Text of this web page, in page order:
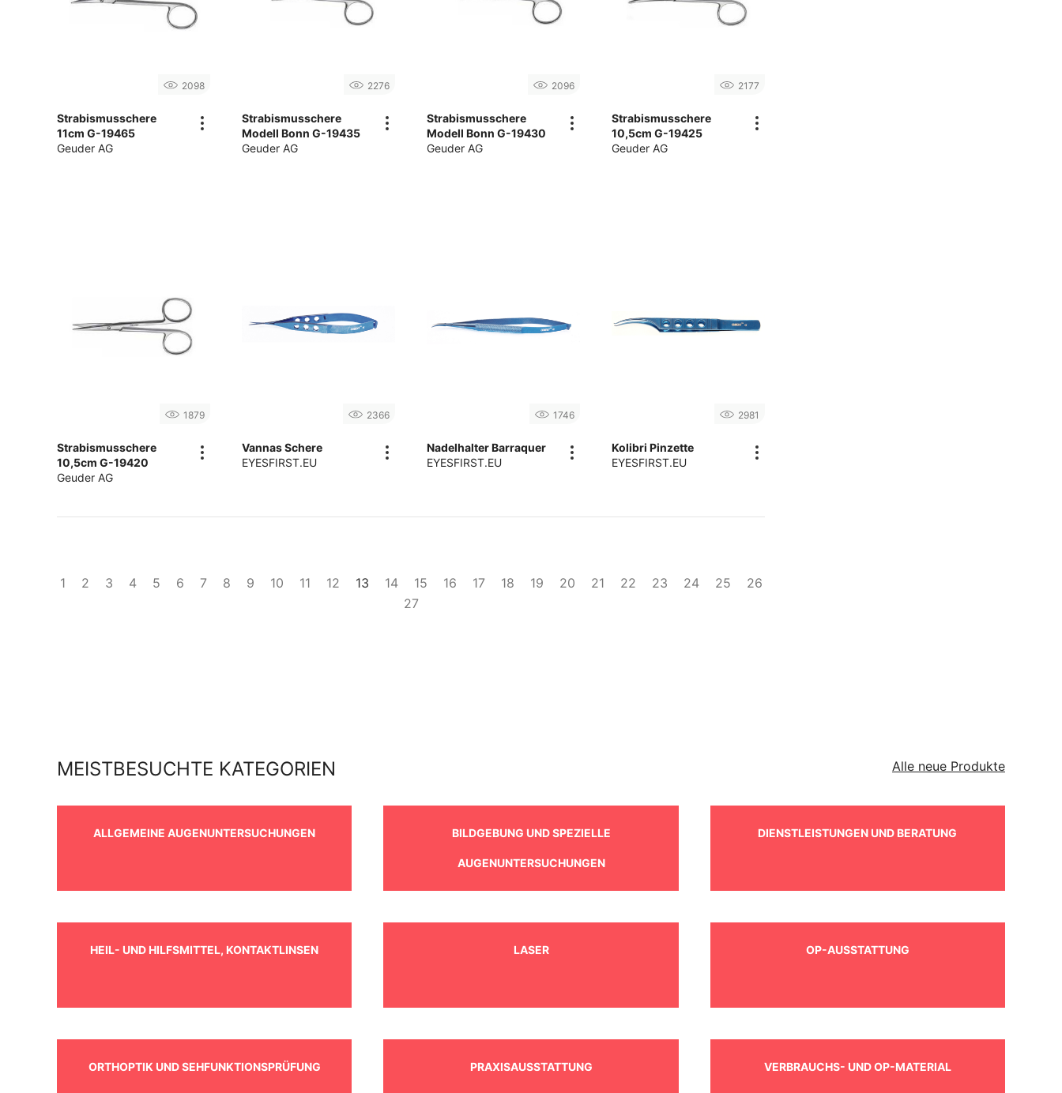
2098
Strabismusschere
11cm G-19465
Geuder AG
2276
Strabismusschere
Modell Bonn G-19435
Geuder AG
2096
Strabismusschere
Modell Bonn G-19430
Geuder AG
2177
Strabismusschere
10,5cm G-19425
Geuder AG
1879
Strabismusschere
10,5cm G-19420
Geuder AG
2366
Vannas Schere
EYESFIRST.EU
1746
Nadelhalter Barraquer
EYESFIRST.EU
2981
Kolibri Pinzette
EYESFIRST.EU
1 2 3 4 5 6 7 8 9 10 11 12 13 14 15 16 17 18 19 20 21 22 23 24 25
26
27
MEISTBESUCHTE KATEGORIEN Alle neue Produkte
ALLGEMEINE AUGENUNTERSUCHUNGEN BILDGEBUNG UND SPEZIELLE
AUGENUNTERSUCHUNGEN
DIENSTLEISTUNGEN UND BERATUNG
HEIL- UND HILFSMITTEL, KONTAKTLINSEN LASER OP-AUSSTATTUNG
ORTHOPTIK UND SEHFUNKTIONSPRÜFUNG PRAXISAUSSTATTUNG VERBRAUCHS- UND OP-MATERIAL